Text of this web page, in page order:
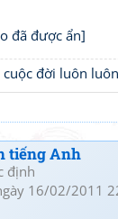
đã được ẩn]
đời luôn
tiếng Anh
định
16/02/2011